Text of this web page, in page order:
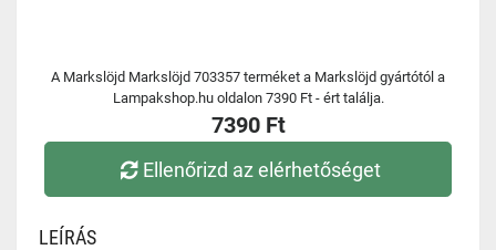
A Markslöjd Markslöjd 703357 terméket a Markslöjd gyártótól a
Lampakshop.hu oldalon 7390 Ft - ért találja.
7390 Ft
Ellenőrizd az elérhetőséget
LEÍRÁS